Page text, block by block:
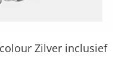
Zilver inclusief